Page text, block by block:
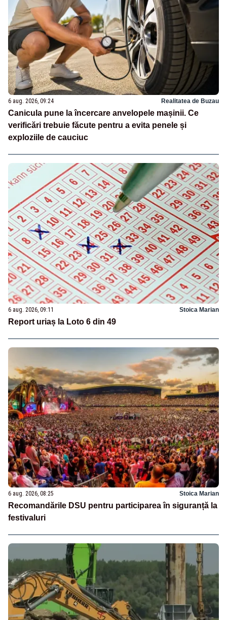
6 aug. 2026, 09:24 Realitatea de Buzau
Canicula pune la încercare anvelopele mașinii. Ce
verificări trebuie făcute pentru a evita penele și
exploziile de cauciuc
6 aug. 2026, 09:11 Stoica Marian
Report uriaș la Loto 6 din 49
6 aug. 2026, 08:25 Stoica Marian
Recomandările DSU pentru participarea în siguranță la
festivaluri